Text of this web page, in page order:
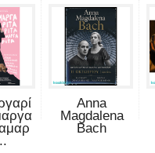
Anna
Magdalena
Bach